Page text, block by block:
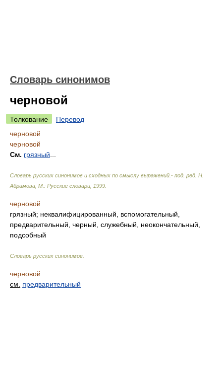
Словарь синонимов
черновой
Толкование
Перевод
черновой
черновой
См. грязный
Словарь русских синонимов и сходных по смыслу выражений.- под. ред. Н.
Абрамова, М.: Русские словари 1999
черновой
грязный; неквалифицированный, вспомогательный,
предварительный, черный, служебный, неокончательный,
подсобный
Словарь русских синонимов
черновой
см.
предварительный